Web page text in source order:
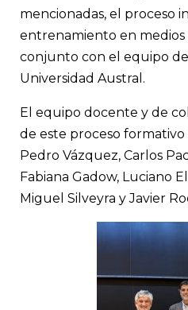
mencionadas, el proceso
entrenamiento en medios
conjunto con el equipo
Universidad Austral.
El equipo docente y de
de este proceso
Pedro Vázquez, Carlos
Fabiana Gadow, Luciano
Miguel Silveyra y Javier